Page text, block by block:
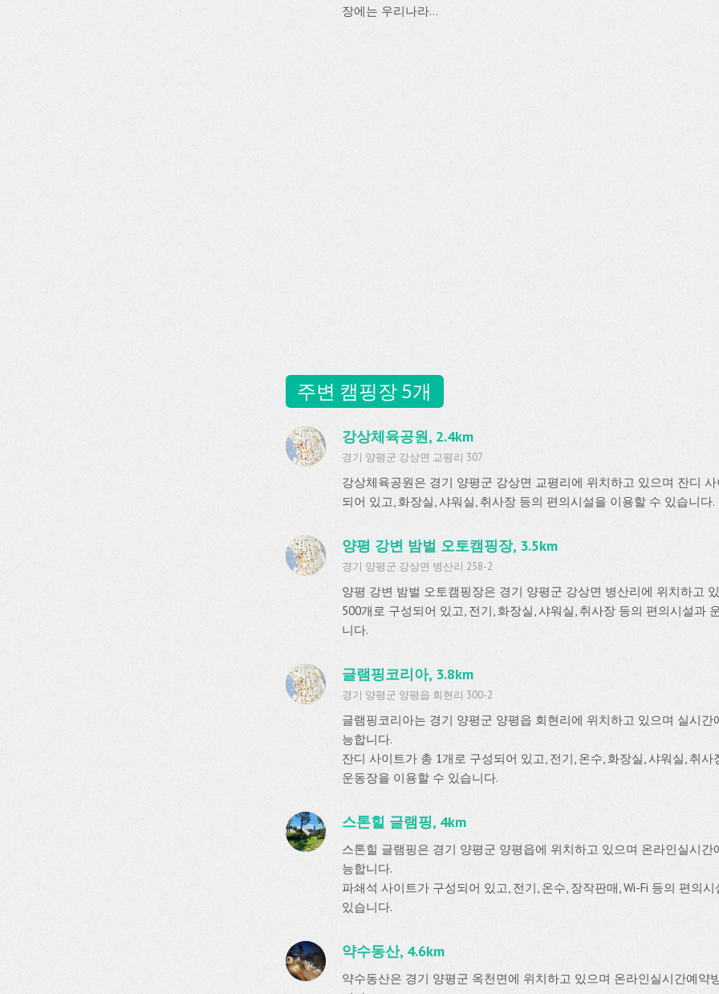
장에는 우리나라...
주변 캠핑장 5개
강상체육공원, 2.4km
경기 양평군 강상면 교평리 307
강상체육공원은 경기 양평군 강상면 교평리에 위치하고 있으며 잔디
되어 있고, 화장실, 샤워실, 취사장 등의 편의시설을 이용할 수 있습니다.
양평 강변 밤벌 오토캠핑장, 3.5km
경기 양평군 강상면 병산리 258-2
양평 강변 밤벌 오토캠핑장은 경기 양평군 강상면 병산리에 위치하고
500개로 구성되어 있고, 전기, 화장실, 샤워실, 취사장 등의 편의시설과
니다.
글램핑코리아, 3.8km
경기 양평군 양평읍 회현리 300-2
글램핑코리아는 경기 양평군 양평읍 회현리에 위치하고 있으며 실시
능합니다.
잔디 사이트가 총 1개로 구성되어 있고, 전기, 온수, 화장실, 샤워실, 취
운동장을 이용할 수 있습니다.
스톤힐 글램핑, 4km
스톤힐 글램핑은 경기 양평군 양평읍에 위치하고 있으며 온라인실시
능합니다.
파쇄석 사이트가 구성되어 있고, 전기, 온수, 장작판매, Wi-Fi 등의 편의
있습니다.
약수동산, 4.6km
약수동산은 경기 양평군 옥천면에 위치하고 있으며 온라인실시간예약